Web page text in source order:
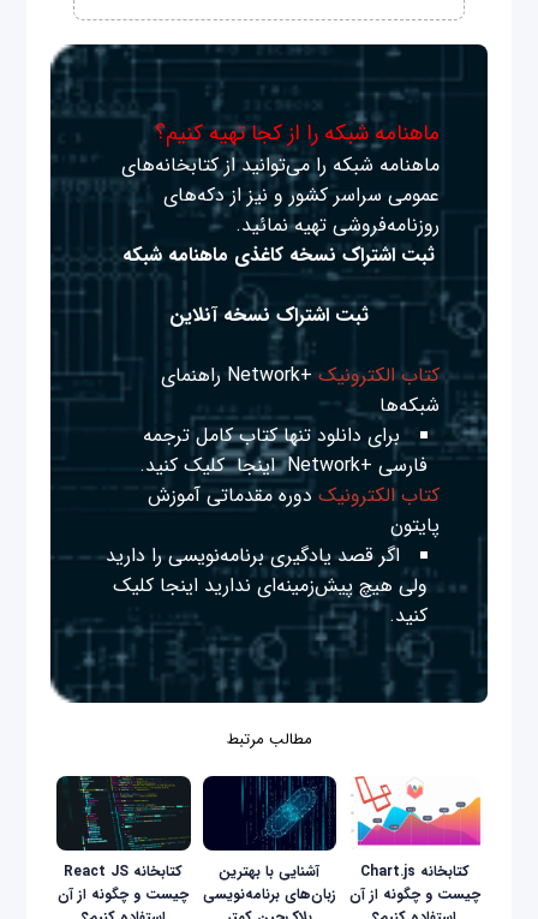
ماهنامه شبکه را از کجا تهیه کنیم؟
ماهنامه شبکه را می‌توانید از کتابخانه‌های
عمومی سراسر کشور و نیز از دکه‌های
روزنامه‌فروشی تهیه نمائید.
ثبت اشتراک نسخه کاغذی ماهنامه شبکه
ثبت اشتراک نسخه آنلاین
کتاب الکترونیک
+Network راهنمای
شبکه‌ها
برای دانلود تنها کتاب کامل ترجمه
فارسی +Network
اینجا کلیک کنید.
کتاب الکترونیک دوره مقدماتی آموزش
پایتون
اگر قصد یادگیری برنامه‌نویسی را دارید
ولی هیچ پیش‌زمینه‌ای نداریداینجا کلیک
کنید.
مطالب مرتبط
کتابخانه Chart.js
چیست و چگونه از آن
آشنایی با بهترین
زبان‌های برنامه‌نویسی
کتابخانه React JS
چیست و چگونه از آن